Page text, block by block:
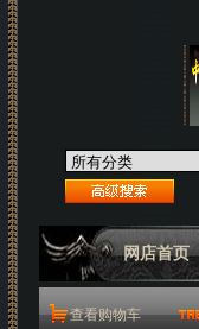
网店首页
查看购物车